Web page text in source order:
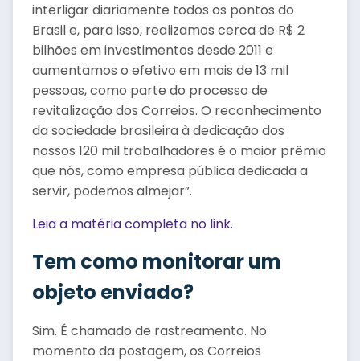
interligar diariamente todos os pontos do
Brasil e, para isso, realizamos cerca de R$ 2
bilhões em investimentos desde 2011 e
aumentamos o efetivo em mais de 13 mil
pessoas, como parte do processo de
revitalização dos Correios. O reconhecimento
da sociedade brasileira à dedicação dos
nossos 120 mil trabalhadores é o maior prêmio
que nós, como empresa pública dedicada a
servir, podemos almejar”.
Leia a matéria completa no link.
Tem como monitorar um
objeto enviado?
Sim. É chamado de rastreamento. No
momento da postagem, os Correios